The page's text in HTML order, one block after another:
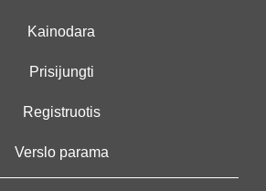
Kainodara
Prisijungti
Registruotis
Verslo parama